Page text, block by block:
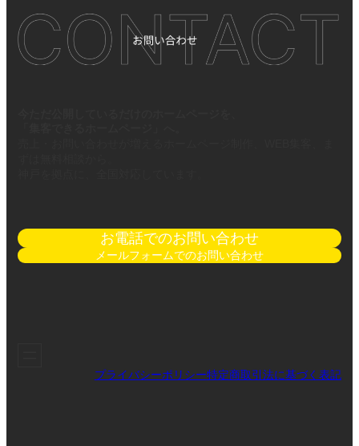
お電話でのお問い合わせ
メールフォームでのお問い合わせ
プライバシーポリシー特定商取引法に基づく表記